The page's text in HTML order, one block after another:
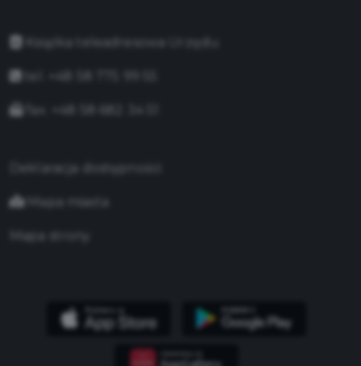
Książka teleadresowa Urzędu
Deklaracja dostępności
Mapa miasta
Mapa strony